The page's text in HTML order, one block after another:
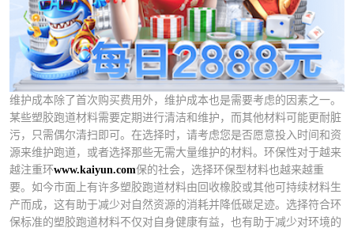
维护成本除了首次购买费用外，维护成本也是需要考虑的因素之一。
某些塑胶跑道材料需要定期进行清洁和维护，而其他材料可能更耐脏
污，只需偶尔清扫即可。在选择时，请考虑您是否愿意投入时间和资
源来维护跑道，或者选择那些无需大量维护的材料。环保性对于越来
越注重环www.kaiyun.com保的社会，选择环保型材料也越来越重
要。如今市面上有许多塑胶跑道材料由回收橡胶或其他可持续材料生
产而成，这有助于减少对自然资源的消耗并降低碳足迹。选择符合环
保标准的塑胶跑道材料不仅对自身健康有益，也有助于减少对环境的